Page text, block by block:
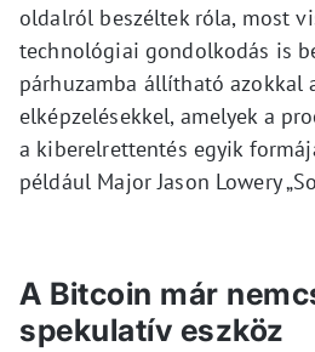
oldalról beszéltek róla, most
technológiai gondolkodás is
párhuzamba állítható azokkal
elképzelésekkel, amelyek a
a kiberelrettentés egyik
például Major Jason Lowery
A Bitcoin már
spekulatív eszköz